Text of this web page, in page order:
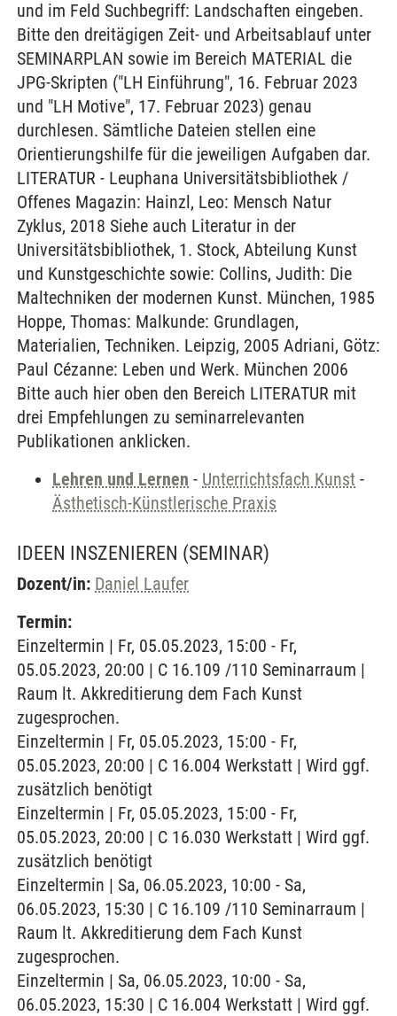
und im Feld Suchbegriff: Landschaften eingeben.
Bitte den dreitägigen Zeit- und Arbeitsablauf unter
SEMINARPLAN sowie im Bereich MATERIAL die
JPG-Skripten ("LH Einführung", 16. Februar 2023
und "LH Motive", 17. Februar 2023) genau
durchlesen. Sämtliche Dateien stellen eine
Orientierungshilfe für die jeweiligen Aufgaben dar.
LITERATUR - Leuphana Universitätsbibliothek /
Offenes Magazin: Hainzl, Leo: Mensch Natur
Zyklus, 2018 Siehe auch Literatur in der
Universitätsbibliothek, 1. Stock, Abteilung Kunst
und Kunstgeschichte sowie: Collins, Judith: Die
Maltechniken der modernen Kunst. München, 1985
Hoppe, Thomas: Malkunde: Grundlagen,
Materialien, Techniken. Leipzig, 2005 Adriani, Götz:
Paul Cézanne: Leben und Werk. München 2006
Bitte auch hier oben den Bereich LITERATUR mit
drei Empfehlungen zu seminarrelevanten
Publikationen anklicken.
Lehren und Lernen - Unterrichtsfach Kunst -
Ästhetisch-Künstlerische Praxis
IDEEN INSZENIEREN (SEMINAR)
Dozent/in: Daniel Laufer
Termin:
Einzeltermin | Fr, 05.05.2023, 15:00 - Fr,
05.05.2023, 20:00 | C 16.109 /110 Seminarraum |
Raum lt. Akkreditierung dem Fach Kunst
zugesprochen.
Einzeltermin | Fr, 05.05.2023, 15:00 - Fr,
05.05.2023, 20:00 | C 16.004 Werkstatt | Wird ggf.
zusätzlich benötigt
Einzeltermin | Fr, 05.05.2023, 15:00 - Fr,
05.05.2023, 20:00 | C 16.030 Werkstatt | Wird ggf.
zusätzlich benötigt
Einzeltermin | Sa, 06.05.2023, 10:00 - Sa,
06.05.2023, 15:30 | C 16.109 /110 Seminarraum |
Raum lt. Akkreditierung dem Fach Kunst
zugesprochen.
Einzeltermin | Sa, 06.05.2023, 10:00 - Sa,
06.05.2023, 15:30 | C 16.004 Werkstatt | Wird ggf.